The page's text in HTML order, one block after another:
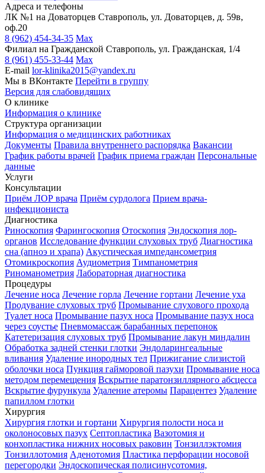
Адреса и телефоны
ЛК №1 на Доваторцев Ставрополь, ул. Доваторцев, д. 59в,
оф.20
8 (962) 454-34-35 Max
Филиал на Гражданской Ставрополь, ул. Гражданская, 1/4
8 (961) 455-33-44 Max
E-mail lor-klinika2015@yandex.ru
Мы в ВКонтакте Перейти в группу
Версия для слабовидящих
О клинике
Информация о клинике
Структура организации
Информация о медицинских работниках
Документы Правила внутреннего распорядка Вакансии
График работы врачей График приема граждан Персональные
данные
Услуги
Консультации
Приём ЛОР врача Приём сурдолога Прием врача-
инфекциониста
Диагностика
Риноскопия Фарингоскопия Отоскопия Эндоскопия лор-
органов Исследование функции слуховых труб Диагностика
сна (апноэ и храпа) Акустическая импедансометрия
Отомикроскопия Аудиометрия Тимпанометрия
Риноманометрия Лабораторная диагностика
Процедуры
Лечение носа Лечение горла Лечение гортани Лечение уха
Продувание слуховых труб Промывание слухового прохода
Туалет носа Промывание пазух носа Промывание пазух носа
через соустье Пневмомассаж барабанных перепонок
Катетеризация слуховых труб Промывание лакун миндалин
Обработка задней стенки глотки Эндоларингеальные
вливания Удаление инородных тел Прижигание слизистой
оболочки носа Пункция гайморовой пазухи Промывание носа
методом перемещения Вскрытие паратонзиллярного абсцесса
Вскрытие фурункула Удаление атеромы Парацентез Удаление
папиллом глотки
Хирургия
Хирургия глотки и гортани Хирургия полости носа и
околоносовых пазух Септопластика Вазотомия и
конхопластика нижних носовых раковин Тонзиллэктомия
Тонзиллотомия Аденотомия Пластика перфорации носовой
перегородки Эндоскопическая полисинусотомия,